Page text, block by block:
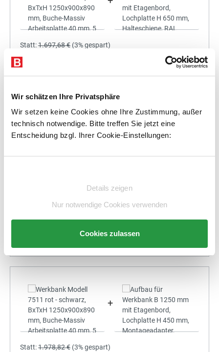
Wir schätzen Ihre Privatsphäre
Wir setzen keine Cookies ohne Ihre Zustimmung, außer
technisch notwendige. Bitte treffen Sie jetzt eine
Entscheidung bzgl. Ihrer Cookie-Einstellungen:
Details zeigen
Nur notwendige Cookies verwenden
Cookies zulassen
Statt:1.697,68 € (3%gespart)
Preis für alle:
1.796,40 € %
In den Warenkorb
+
Statt:1.978,82 € (3%gespart)